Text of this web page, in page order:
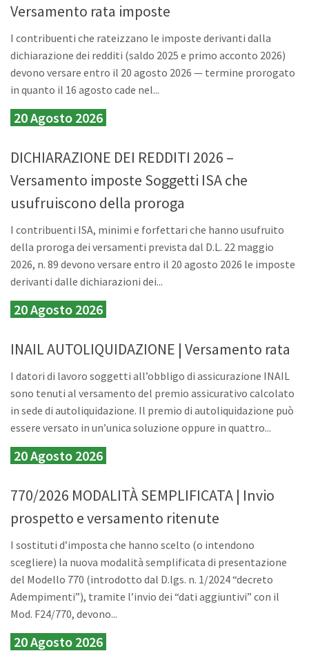
Versamento rata imposte
I contribuenti che rateizzano le imposte derivanti dalla
dichiarazione dei redditi (saldo 2025 e primo acconto 2026)
devono versare entro il 20 agosto 2026 — termine prorogato
in quanto il 16 agosto cade nel...
20 Agosto 2026
DICHIARAZIONE DEI REDDITI 2026 –
Versamento imposte Soggetti ISA che
usufruiscono della proroga
I contribuenti ISA, minimi e forfettari che hanno usufruito
della proroga dei versamenti prevista dal D.L. 22 maggio
2026, n. 89 devono versare entro il 20 agosto 2026 le imposte
derivanti dalle dichiarazioni dei...
20 Agosto 2026
INAIL AUTOLIQUIDAZIONE | Versamento rata
I datori di lavoro soggetti all’obbligo di assicurazione INAIL
sono tenuti al versamento del premio assicurativo calcolato
in sede di autoliquidazione. Il premio di autoliquidazione può
essere versato in un’unica soluzione oppure in quattro...
20 Agosto 2026
770/2026 MODALITÀ SEMPLIFICATA | Invio
prospetto e versamento ritenute
I sostituti d’imposta che hanno scelto (o intendono
scegliere) la nuova modalità semplificata di presentazione
del Modello 770 (introdotto dal D.lgs. n. 1/2024 “decreto
Adempimenti”), tramite l’invio dei “dati aggiuntivi” con il
Mod. F24/770, devono...
20 Agosto 2026